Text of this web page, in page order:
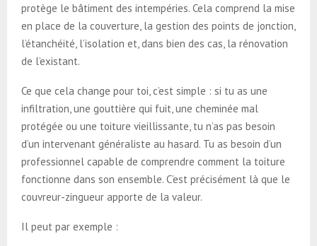
protège le bâtiment des intempéries. Cela comprend la mise
en place de la couverture, la gestion des points de jonction,
l’étanchéité, l’isolation et, dans bien des cas, la rénovation
de l’existant.
Ce que cela change pour toi, c’est simple : si tu as une
infiltration, une gouttière qui fuit, une cheminée mal
protégée ou une toiture vieillissante, tu n’as pas besoin
d’un intervenant généraliste au hasard. Tu as besoin d’un
professionnel capable de comprendre comment la toiture
fonctionne dans son ensemble. C’est précisément là que le
couvreur-zingueur apporte de la valeur.
Il peut par exemple :